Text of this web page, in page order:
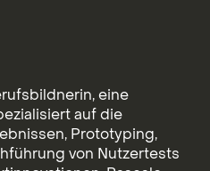
eine
auf die
Prototyping,
von Nutzertests